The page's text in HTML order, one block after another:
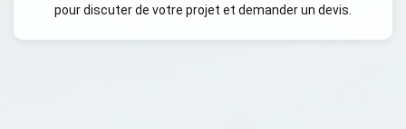
pour discuter de votre projet et demander un devis.